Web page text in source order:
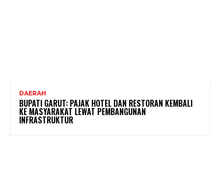
DAERAH
BUPATI GARUT: PAJAK HOTEL DAN RESTORAN KEMBALI
KE MASYARAKAT LEWAT PEMBANGUNAN
INFRASTRUKTUR